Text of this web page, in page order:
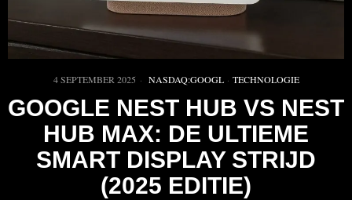
4 SEPTEMBER 2025 NASDAQ:GOOGL · TECHNOLOGIE
GOOGLE NEST HUB VS NEST
HUB MAX: DE ULTIEME
SMART DISPLAY STRIJD
(2025 EDITIE)